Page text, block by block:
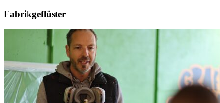
Fabrikgeflüster